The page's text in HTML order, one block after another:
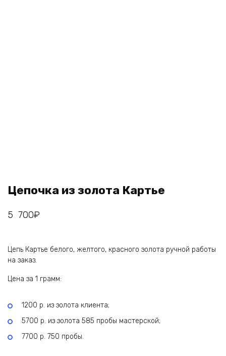
Цепочка из золота Картье
5 700₽
Цепь Картье белого, желтого, красного золота ручной работы
на заказ.
Цена за 1 грамм:
1200 р. из золота клиента;
5700 р. из золота 585 пробы мастерской;
7700 р. 750 пробы.